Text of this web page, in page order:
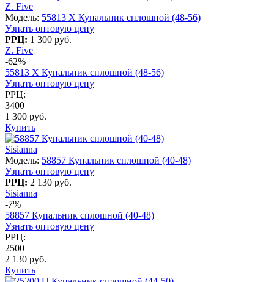
Z. Five
Модель: 55813 X Купальник сплошной (48-56)
Узнать оптовую цену
РРЦ: 1 300 руб.
Z. Five
-62%
55813 X Купальник сплошной (48-56)
Узнать оптовую цену
РРЦ:
3400
1 300 руб.
Купить
Sisianna
Модель: 58857 Купальник сплошной (40-48)
Узнать оптовую цену
РРЦ: 2 130 руб.
Sisianna
-7%
58857 Купальник сплошной (40-48)
Узнать оптовую цену
РРЦ:
2500
2 130 руб.
Купить